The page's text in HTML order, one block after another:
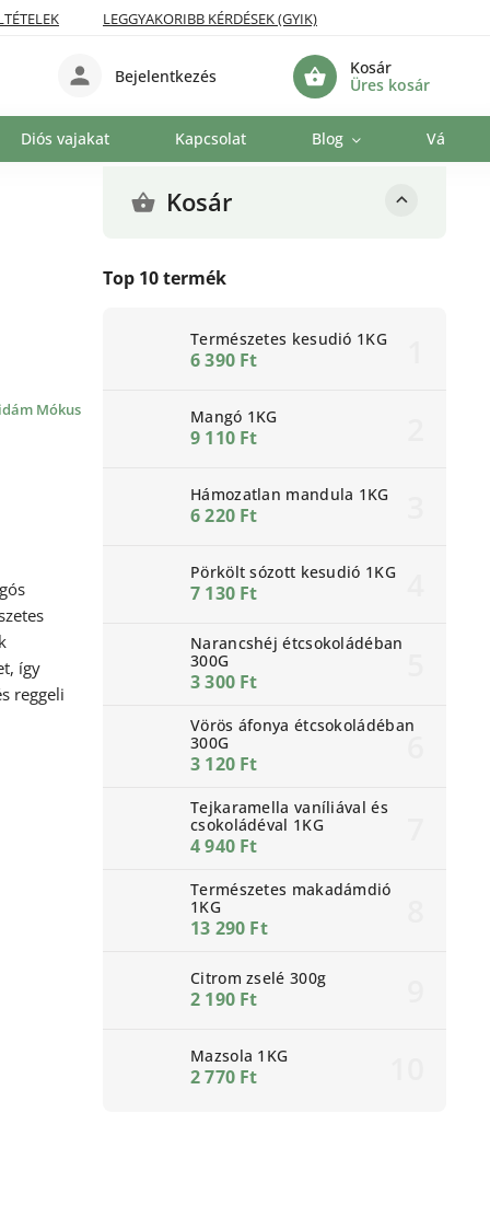
LEGGYAKORIBB KÉRDÉSEK (GYIK)
Kosár
Üres kosár
Bejelentkezés
Diós vajakat Kapcsolat Blog
Kosár
Top 10 termék
Természetes kesudió 1KG
6 390 Ft
Mangó 1KG
9 110 Ft
Hámozatlan mandula 1KG
6 220 Ft
Pörkölt sózott kesudió 1KG
7 130 Ft
Narancshéj étcsokoládéban
300G
3 300 Ft
Vörös áfonya étcsokoládéban
300G
3 120 Ft
Tejkaramella vaníliával és
csokoládéval 1KG
4 940 Ft
Természetes makadámdió
1KG
13 290 Ft
Citrom zselé 300g
2 190 Ft
Mazsola 1KG
2 770 Ft
Mókus
így
reggeli